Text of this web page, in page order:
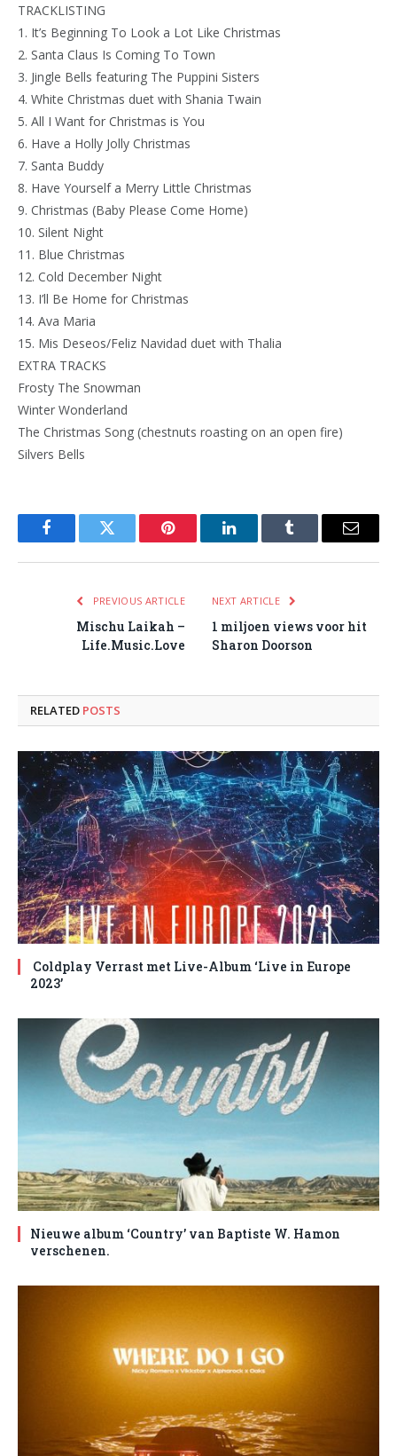
TRACKLISTING
1. It’s Beginning To Look a Lot Like Christmas
2. Santa Claus Is Coming To Town
3. Jingle Bells featuring The Puppini Sisters
4. White Christmas duet with Shania Twain
5. All I Want for Christmas is You
6. Have a Holly Jolly Christmas
7. Santa Buddy
8. Have Yourself a Merry Little Christmas
9. Christmas (Baby Please Come Home)
10. Silent Night
11. Blue Christmas
12. Cold December Night
13. I’ll Be Home for Christmas
14. Ava Maria
15. Mis Deseos/Feliz Navidad duet with Thalia
EXTRA TRACKS
Frosty The Snowman
Winter Wonderland
The Christmas Song (chestnuts roasting on an open fire)
Silvers Bells
FacebookTwitter Pinterest LinkedInTumblr Email
PREVIOUS ARTICLE
Mischu Laikah –
Life.Music.Love
NEXT ARTICLE
1 miljoen views voor hit
Sharon Doorson
RELATED POSTS
Coldplay Verrast met Live-Album ‘Live in Europe
2023’
Nieuwe album ‘Country’ van Baptiste W. Hamon
verschenen.